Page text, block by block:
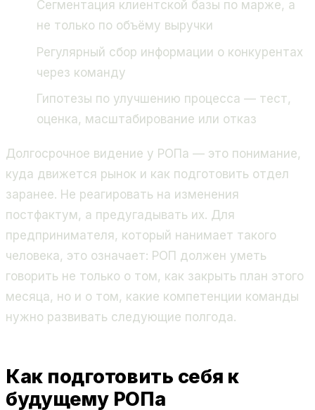
Сегментация клиентской базы по марже, а
не только по объёму выручки
Регулярный сбор информации о конкурентах
через команду
Гипотезы по улучшению процесса — тест,
оценка, масштабирование или отказ
Долгосрочное видение у РОПа — это понимание,
куда движется рынок и как подготовить отдел
заранее. Не реагировать на изменения
постфактум, а предугадывать их. Для
предпринимателя, который нанимает такого
человека, это означает: РОП должен уметь
говорить не только о том, как закрыть план этого
месяца, но и о том, какие компетенции команды
нужно развивать следующие полгода.
Как подготовить себя к
будущему РОПа